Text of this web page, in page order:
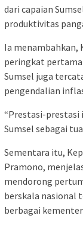
dari capaian
produktivitas
Ia menambahkan,
peringkat
Sumsel juga
pengendalian
“Prestasi-prestasi
Sumsel sebagai
Sementara itu,
Pramono,
mendorong
berskala nasional
berbagai